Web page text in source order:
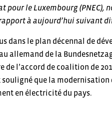
pour le Luxembourg
à aujourd’hui suivant
le plan décennal de
allemand de la
de l’accord de coalition de
souligné que la
en électricité du pays.